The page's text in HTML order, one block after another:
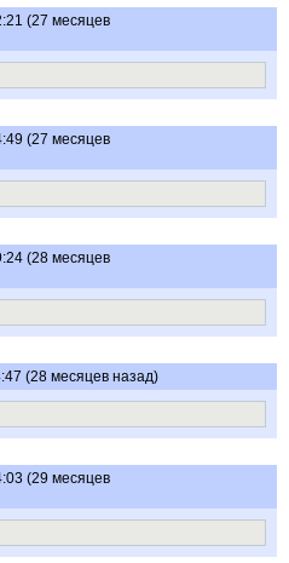
(27 месяцев
(27 месяцев
(28 месяцев
(28 месяцев назад)
(29 месяцев